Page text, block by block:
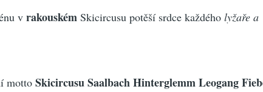
vrakouském Skicircusu potěší srdce každéholyžaře a
mottoSkicircusu Saalbach Hinterglemm Leogang